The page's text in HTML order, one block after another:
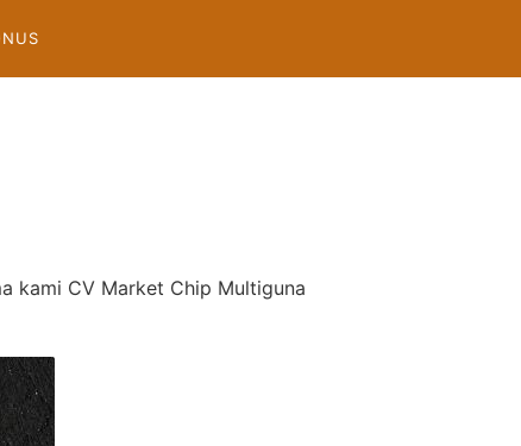
kami CV Market Chip Multiguna